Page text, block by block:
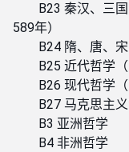
B23 秦汉、三
589年）
B24 隋、唐、
B25 近代哲学
B26 现代哲学
B27 马克思主
B3 亚洲哲学
B4 非洲哲学